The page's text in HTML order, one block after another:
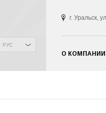
РУС
г. Уральск,
О КОМПАНИИ